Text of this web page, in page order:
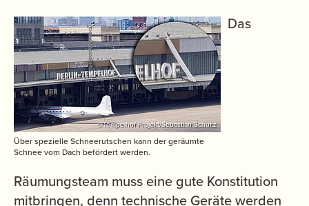
©Tempelhof Projekt/Sebastian Schultz
Über spezielle Schneerutschen kann der geräumte
Schnee vom Dach befördert werden.
Das
Räumungsteam muss eine gute Konstitution
mitbringen, denn technische Geräte werden